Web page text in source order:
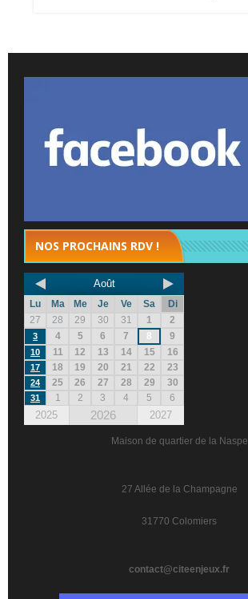
NOS PROCHAINS RDV !
Août
Lu Ma Me Je Ve Sa
Di
27
28 29 30 31 1 2
3 4 5 6 7 8 9
10 11 12 13 14 15 16
17 18 19 20 21 22 23
24 25 26 27 28 29 30
31 1 2 3 4 5 6
2025 2026 2027
Maison de quartier de la Naspe
27 Allée de la Champagne
31770 Colomiers
contact@citeenjeux.fr